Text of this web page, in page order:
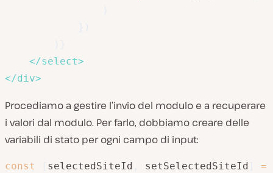
</select>
</div>
Procediamo a gestire l’invio del modulo e a recuperare
i valori dal modulo. Per farlo, dobbiamo creare delle
variabili di stato per ogni campo di input:
const selectedSiteId setSelectedSiteId
=